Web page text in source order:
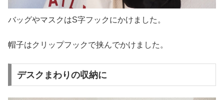
バッグやマスクはS字フックにかけました。
帽子はクリップフックで挟んでかけました。
デスクまわりの収納に